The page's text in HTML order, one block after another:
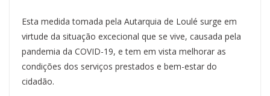
Esta medida tomada pela Autarquia de Loulé surge em
virtude da situação excecional que se vive, causada pela
pandemia da COVID-19, e tem em vista melhorar as
condições dos serviços prestados e bem-estar do
cidadão.